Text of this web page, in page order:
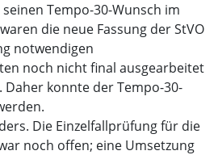
Tempo-30-Wunsch im
die neue Fassung der StVO
notwendigen
noch nicht final ausgearbeitet
Daher konnte der Tempo-30-
Die Einzelfallprüfung für die
noch offen; eine Umsetzung